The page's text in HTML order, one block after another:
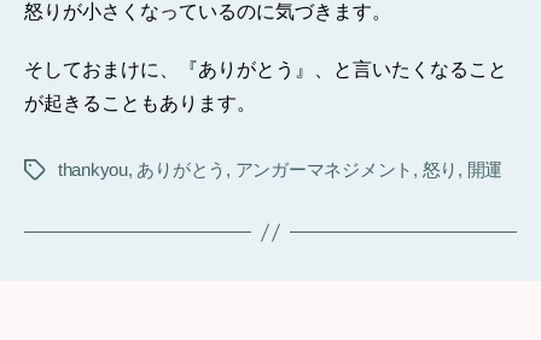
怒りが小さくなっているのに気づきます。
そしておまけに、『ありがとう』、と言いたくなること
が起きることもあります。
タ
thankyou, ありがとう , アンガーマネジメント , 怒り , 開運